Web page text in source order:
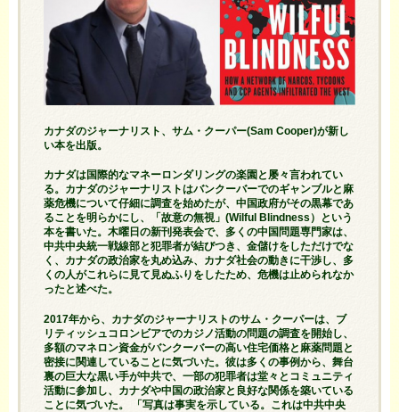
カナダのジャーナリスト、サム・クーパー(Sam Cooper)が新し
い本を出版。
カナダは国際的なマネーロンダリングの楽園と屡々言われてい
る。カナダのジャーナリストはバンクーバーでのギャンブルと麻
薬危機について仔細に調査を始めたが、中国政府がその黒幕であ
ることを明らかにし、「故意の無視」(Wilful Blindness）という
本を書いた。木曜日の新刊発表会で、多くの中国問題専門家は、
中共中央統一戦線部と犯罪者が結びつき、金儲けをしただけでな
く、カナダの政治家を丸め込み、カナダ社会の動きに干渉し、多
くの人がこれらに見て見ぬふりをしたため、危機は止められなか
ったと述べた。
2017年から、カナダのジャーナリストのサム・クーパーは、ブ
リティッシュコロンビアでのカジノ活動の問題の調査を開始し、
多額のマネロン資金がバンクーバーの高い住宅価格と麻薬問題と
密接に関連していることに気づいた。彼は多くの事例から、舞台
裏の巨大な黒い手が中共で、一部の犯罪者は堂々とコミュニティ
活動に参加し、カナダや中国の政治家と良好な関係を築いている
ことに気づいた。 「写真は事実を示している。これは中共中央